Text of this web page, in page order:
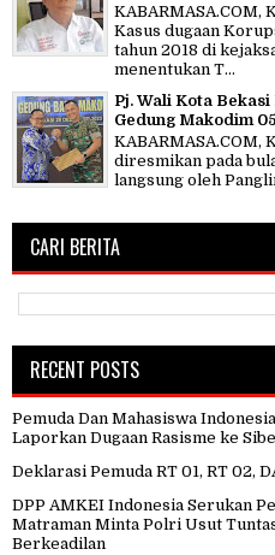
KABARMASA.COM,
Kasus dugaan
tahun 2018 di
menentukan T...
Pj. Wali Kota
Gedung Makodim
KABARMASA.COM,
diresmikan pada
langsung oleh
CARI BERITA
RECENT POSTS
Pemuda Dan Mahasiswa
Laporkan Dugaan Rasisme ke
Deklarasi Pemuda RT 01, RT 02,
DPP AMKEI Indonesia Serukan
Matraman Minta Polri Usut
Berkeadilan